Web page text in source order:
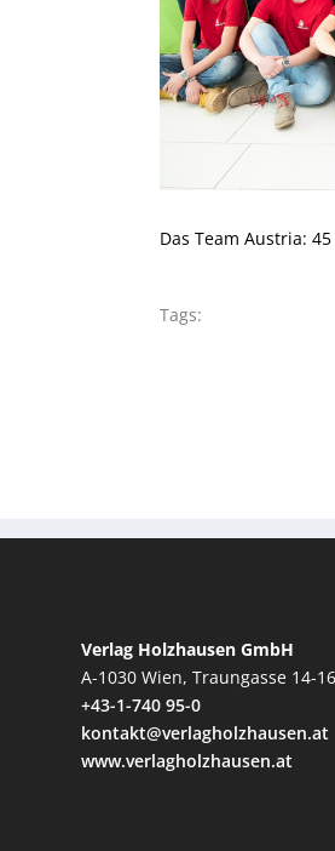
Das Team Austria:
Tags:
Verlag Holzhausen GmbH
A-1030 Wien, Traungasse 14-16
+43-1-740 95-0
kontakt@verlagholzhausen.at
www.verlagholzhausen.at